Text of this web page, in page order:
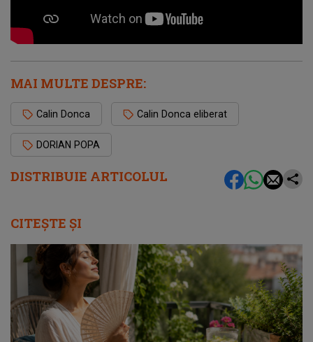
DISTRIBUIE ARTICOLUL
MAI MULTE DESPRE:
Calin Donca Calin Donca eliberat
DORIAN POPA
CITEȘTE ȘI